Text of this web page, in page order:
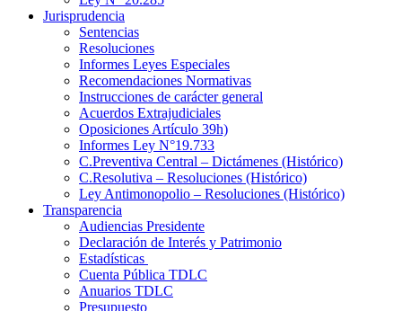
Jurisprudencia
Sentencias
Resoluciones
Informes Leyes Especiales
Recomendaciones Normativas
Instrucciones de carácter general
Acuerdos Extrajudiciales
Oposiciones Artículo 39h)
Informes Ley N°19.733
C.Preventiva Central – Dictámenes (Histórico)
C.Resolutiva – Resoluciones (Histórico)
Ley Antimonopolio – Resoluciones (Histórico)
Transparencia
Audiencias Presidente
Declaración de Interés y Patrimonio
Estadísticas
Cuenta Pública TDLC
Anuarios TDLC
Presupuesto